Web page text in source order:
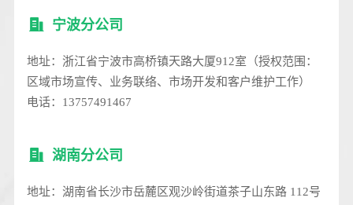
宁波分公司
地址：浙江省宁波市高桥镇天路大厦912室（授权范围：
区域市场宣传、业务联络、市场开发和客户维护工作）
电话：13757491467
湖南分公司
地址：湖南省长沙市岳麓区观沙岭街道茶子山东路 112号